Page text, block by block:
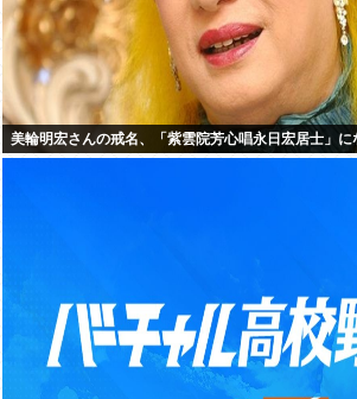
美輪明宏さんの戒名、「紫雲院芳心唱永日宏居士」に